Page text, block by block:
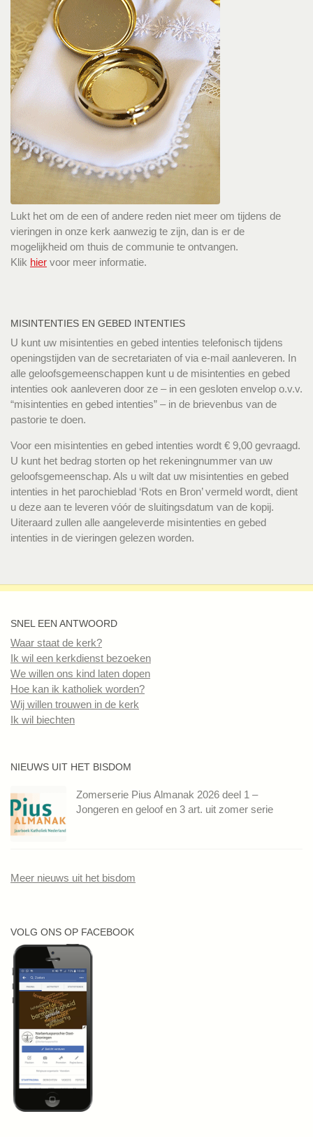
Lukt het om de een of andere reden niet meer om tijdens de
vieringen in onze kerk aanwezig te zijn, dan is er de
mogelijkheid om thuis de communie te ontvangen.
Klik hier voor meer informatie.
MISINTENTIES EN GEBED INTENTIES
U kunt uw misintenties en gebed intenties telefonisch tijdens
openingstijden van de secretariaten of via e-mail aanleveren. In
alle geloofsgemeenschappen kunt u de misintenties en gebed
intenties ook aanleveren door ze – in een gesloten envelop o.v.v.
“misintenties en gebed intenties” – in de brievenbus van de
pastorie te doen.
Voor een misintenties en gebed intenties wordt € 9,00 gevraagd.
U kunt het bedrag storten op het rekeningnummer van uw
geloofsgemeenschap. Als u wilt dat uw misintenties en gebed
intenties in het parochieblad ‘Rots en Bron’ vermeld wordt, dient
u deze aan te leveren vóór de sluitingsdatum van de kopij.
Uiteraard zullen alle aangeleverde misintenties en gebed
intenties in de vieringen gelezen worden.
SNEL EEN ANTWOORD
Waar staat de kerk?
Ik wil een kerkdienst bezoeken
We willen ons kind laten dopen
Hoe kan ik katholiek worden?
Wij willen trouwen in de kerk
Ik wil biechten
NIEUWS UIT HET BISDOM
Zomerserie Pius Almanak 2026 deel 1 –
Jongeren en geloof en 3 art. uit zomer serie
Meer nieuws uit het bisdom
VOLG ONS OP FACEBOOK